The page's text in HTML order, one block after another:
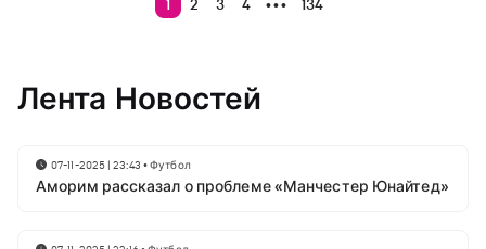
1 2 3 4 ••• 134
Лента Новостей
07-11-2025 | 23:43 •Футбол
Аморим рассказал о проблеме «Манчестер Юнайтед»